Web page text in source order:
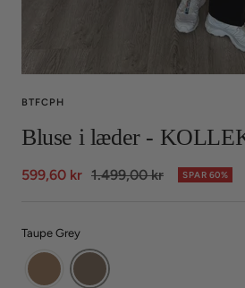
BTFCPH
Bluse i læder -
Udsalgspris
599,60 kr Normalpris
1.499,00 kr SPAR 60%
Taupe Grey